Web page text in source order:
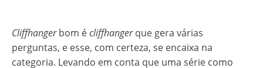
Cliffhangerbom écliffhangerque gera várias
perguntas, e esse, com certeza, se encaixa na
categoria. Levando em conta que uma série como